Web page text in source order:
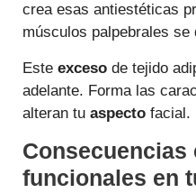
crea esas antiestéticas
músculos palpebrales
Este exceso de tejido
adelante. Forma las
alteran tu aspecto facial.
Consecuencias
funcionales en